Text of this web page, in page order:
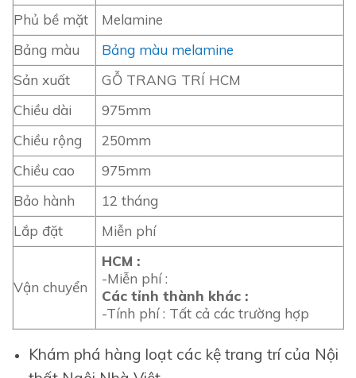
Phủ bề mặt
Melamine
Bảng màu
Bảng màu melamine
Sản xuất
GỖ TRANG TRÍ HCM
Chiều dài
975mm
Chiều rộng
250mm
Chiều cao
975mm
Bảo hành
12 tháng
Lắp đặt
Miễn phí
Vận chuyển
HCM :
-Miễn phí :
Các tỉnh thành khác :
-Tính phí : Tất cả các trường hợp
Khám phá hàng loạt các kệ trang trí của Nội